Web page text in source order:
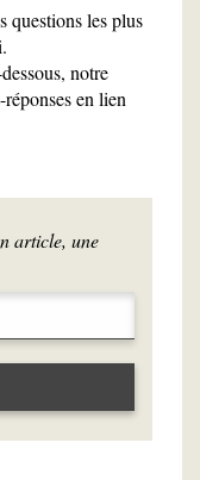
questions les plus
notre
en lien
article, une